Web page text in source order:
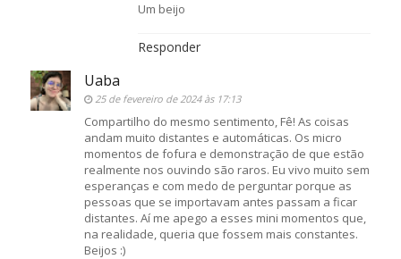
Um beijo
Responder
Uaba
25 de fevereiro de 2024 às 17:13
Compartilho do mesmo sentimento, Fê! As coisas
andam muito distantes e automáticas. Os micro
momentos de fofura e demonstração de que estão
realmente nos ouvindo são raros. Eu vivo muito sem
esperanças e com medo de perguntar porque as
pessoas que se importavam antes passam a ficar
distantes. Aí me apego a esses mini momentos que,
na realidade, queria que fossem mais constantes.
Beijos :)